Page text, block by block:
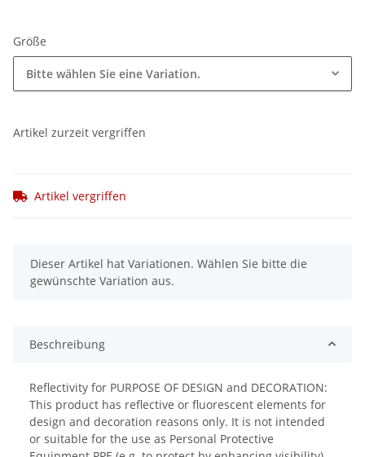
Größe
Bitte wählen Sie eine Variation.
Artikel zurzeit vergriffen
Artikel vergriffen
x
Dieser Artikel hat Variationen. Wählen Sie bitte die
gewünschte Variation aus.
Beschreibung
Reflectivity for PURPOSE OF DESIGN and DECORATION:
This product has reflective or fluorescent elements for
design and decoration reasons only. It is not intended
or suitable for the use as Personal Protective